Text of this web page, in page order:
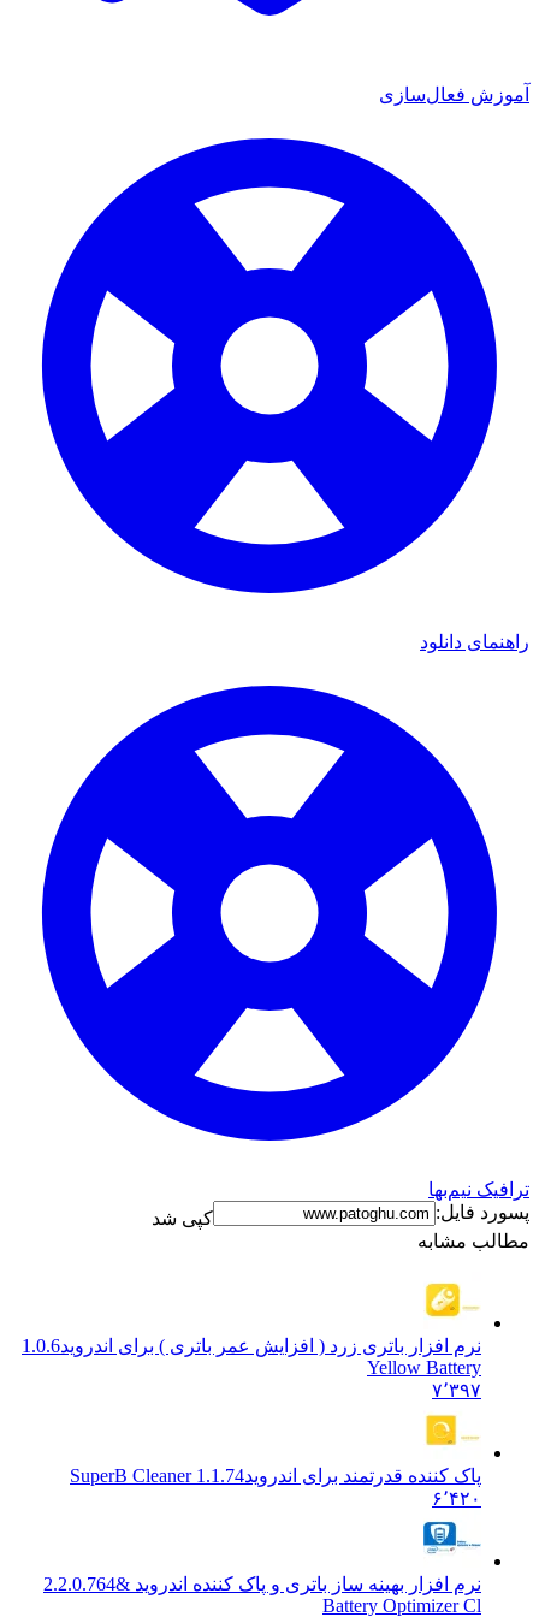
فعال‌سازی
دانلود
نیم‌بها
فایل:
کپی شد
مشابه
نرم افزار باتری زرد ( افزایش عمر باتری ) برای اندروید 1.0.6
Yellow Battery
پاک کننده قدرتمند برای اندروید 1.1.74 SuperB Cleaner
نرم افزار بهینه ساز باتری و پاک کننده اندروید &2.2.0.764
Battery Optimizer Cl